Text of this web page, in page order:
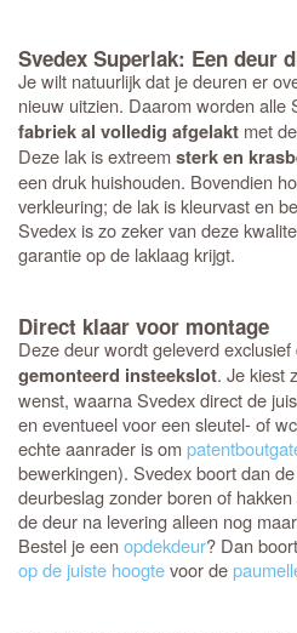
Svedex Superlak: Een deur
Je wilt natuurlijk dat je deuren er
nieuw uitzien. Daarom worden alle
fabriek al volledig afgelakt met
Deze lak is extreemsterk en
een druk huishouden. Bovendien
verkleuring; de lak is kleurvast en
Svedex is zo zeker van deze
garantie op de laklaag krijgt.
Direct klaar voor montage
Deze deur wordt geleverd
gemonteerd insteekslot. Je kiest
wenst, waarna Svedex direct de
en eventueel voor een sleutel- of
echte aanrader is om
bewerkingen). Svedex boort dan
deurbeslag zonder boren of
de deur na levering alleen nog
Bestel je eenopdekdeur? Dan
op de juiste hoogtevoor de